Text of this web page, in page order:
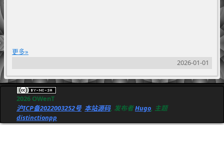
更多
2026-01-01
2026 OWenT
沪ICP备2022003252号 本站源码, 发布者Hugo , 主题
distinctionpp